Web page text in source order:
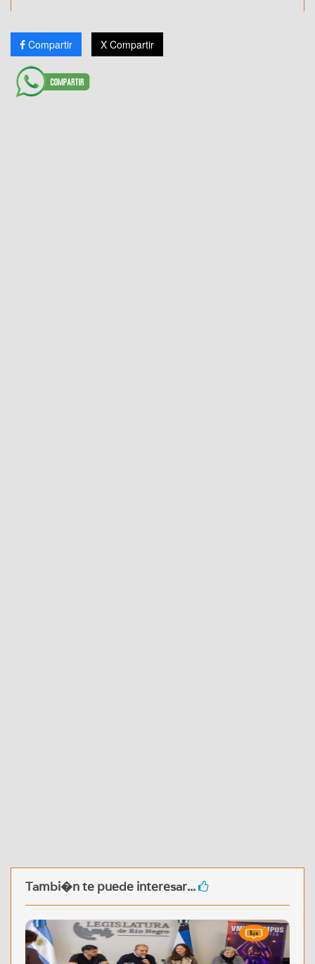
Compartir X Compartir
Tambi�n te puede interesar...